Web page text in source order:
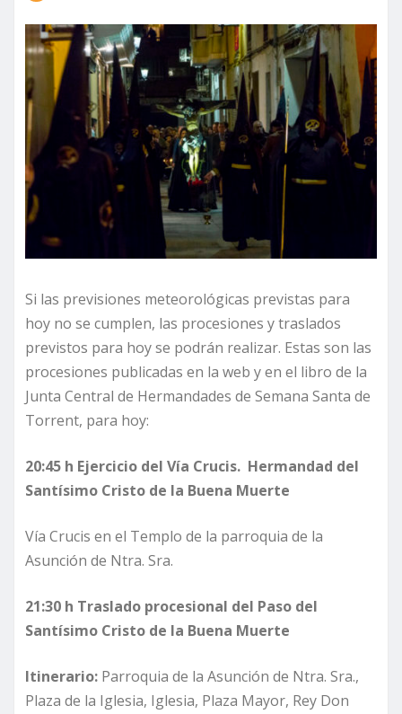
Si las previsiones meteorológicas previstas para
hoy no se cumplen, las procesiones y traslados
previstos para hoy se podrán realizar. Estas son las
procesiones publicadas en la web y en el libro de la
Junta Central de Hermandades de Semana Santa de
Torrent, para hoy:
20:45 h Ejercicio del Vía Crucis. Hermandad del
Santísimo Cristo de la Buena Muerte
Vía Crucis en el Templo de la parroquia de la
Asunción de Ntra. Sra.
21:30 h Traslado procesional del Paso del
Santísimo Cristo de la Buena Muerte
Itinerario: Parroquia de la Asunción de Ntra. Sra.,
Plaza de la Iglesia, Iglesia, Plaza Mayor, Rey Don